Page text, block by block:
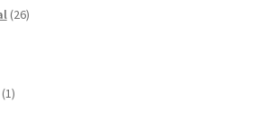
2626
11